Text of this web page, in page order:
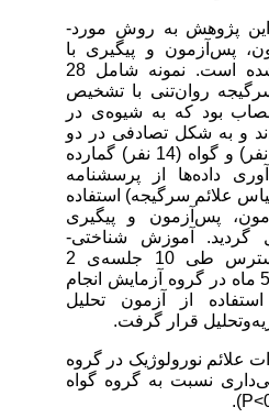
پژوهش به روش مورد-
پس‌آزمون و پیگیری با
گروه گواه انجام شده است. نمونه شامل 28
روان‌تنی با تشخیص
بود که به شیوه‌ی در
و به شکل تصادفی در دو
گروه آزمایشی (14 نفر) و گواه (14 نفر) گمارده
داده‌ها از پرسشنامه
علائم سرگیجه) استفاده
پس‌آزمون و پیگیری
گردید. آموزش شناختی-
رفتاری مدیریت استرس طی 10 جلسه‌ی 2
و به مدت 5/2 ماه در گروه آزمایش انجام
از آزمون تحلیل
قرار گرفت.
علائم نورولوژیک در گروه
نسبت به گروه گواه
P
).